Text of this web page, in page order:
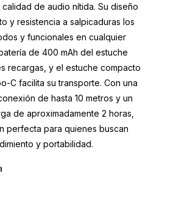
de audio nítida. Su diseño
y resistencia a salpicaduras los
y funcionales en cualquier
de 400 mAh del estuche
recargas, y el estuche compacto
C facilita su transporte. Con una
de hasta 10 metros y un
de aproximadamente 2 horas,
perfecta para quienes buscan
y portabilidad.